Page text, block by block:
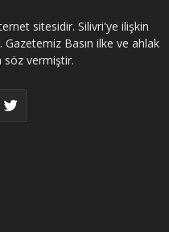
sitesidir. Silivri'ye ilişkin
Basın ilke ve ahlak
söz vermiştir.